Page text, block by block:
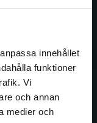
innehållet
funktioner
Vi
och annan
medier och
idag Sveriges
kurslitteratur,
med